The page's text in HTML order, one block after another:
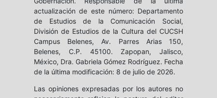
actualización de este número: Departamento
de Estudios de la Comunicación Social,
División de Estudios de la Cultura del CUCSH
Campus Belenes, Av. Parres Arias 150,
Belenes, C.P. 45100. Zapopan, Jalisco,
México, Dra. Gabriela Gómez Rodríguez. Fecha
de la última modificación: 8 de julio de 2026.
Las opiniones expresadas por los autores no